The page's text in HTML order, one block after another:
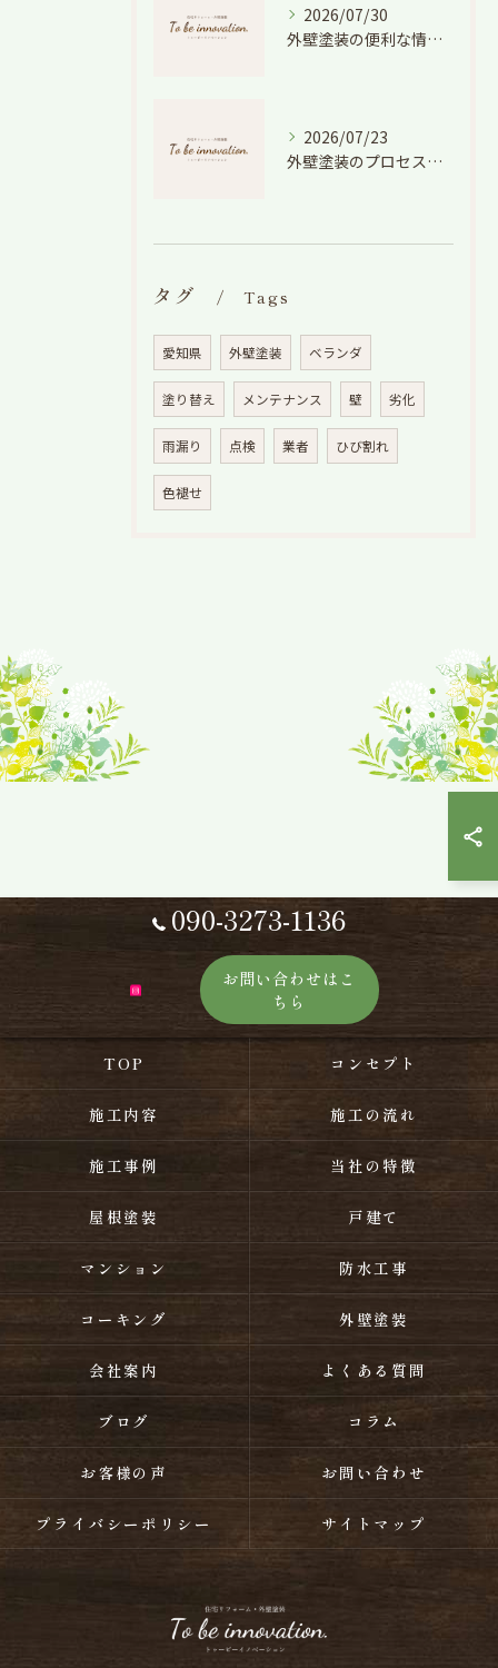
2026/07/30
外壁塗装の便利な情報と失敗しない色や費用判断のコツを徹底解説
2026/07/23
外壁塗装のプロセスを愛知県でスムーズに進めるための工程と費用徹底解説
タグ Tags
愛知県 外壁塗装 ベランダ
塗り替え メンテナンス 壁 劣化
雨漏り 点検 業者 ひび割れ
色褪せ
090-3273-1136
お問い合わせはこ
ちら
TOP コンセプト
施工内容 施工の流れ
施工事例 当社の特徴
屋根塗装 戸建て
マンション 防水工事
コーキング 外壁塗装
会社案内 よくある質問
ブログ コラム
お客様の声 お問い合わせ
プライバシーポリシー サイトマップ